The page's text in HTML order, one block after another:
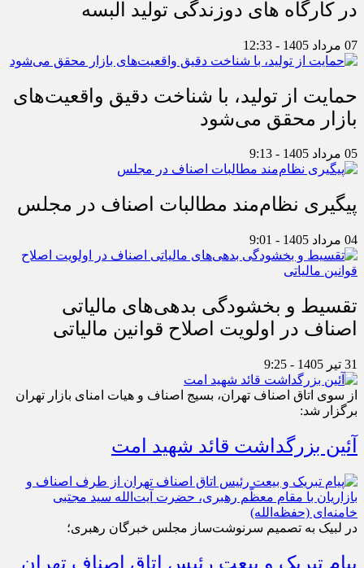
در کارگاه های دوزندگی تولید البسه
07 مرداد 1405 - 12:33
حمایت از تولید، با شناخت دقیق واقعیت‌های
بازار محقق می‌شود
05 مرداد 1405 - 9:13
پیگیری نظام‌مند مطالبات اصناف در مجلس
04 مرداد 1405 - 9:01
تقسیط و بخشودگی بدهی‌های مالیاتی
اصناف در اولویت اصلاح قوانین مالیاتی
31 تیر 1405 - 9:25
از سوی اتاق اصناف تهران، بسیج اصناف و هیات امنای بازار تهران
برگزار شد:
آئین بزرگداشت قائد شهید امت
در لبیک به تصمیم سرنوشت‌ساز مجلس خبرگان رهبری؛
پیام تبریک و بیعت رئیس اتاق اصناف تهران